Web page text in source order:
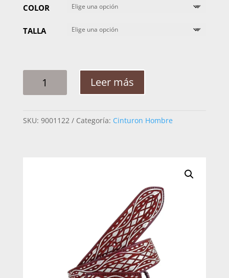
COLOR
TALLA
HOMBRE
ROMBO
Leer más
SKU: 9001122 Categoría: Cinturon Hombre